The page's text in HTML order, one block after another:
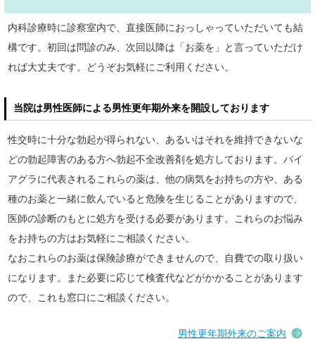
内科診療時に診察室内で、直接医師におっしゃっていただいても結
構です。初回は問診のみ、次回以降は「お薬を」と言っていただけ
れば大丈夫です。どうぞお気軽にご利用ください。
当院は男性医師による男性更年期外来を開設しております
性交時に十分な勃起が得られない、あるいはそれを維持できないな
どの勃起障害のある方へ勃起不全改善剤を処方しております。バイ
アグラに代表されるこれらの薬は、他の病気をお持ちの方や、ある
種のお薬と一緒に飲んでいると危険を生じることがありますので、
医師の診断のもとに処方を受ける必要があります。これらのお悩み
をお持ちの方はお気軽にご相談ください。
なおこれらのお薬は保険診療ができませんので、自費での取り扱い
になります。また必要に応じて検査代などがかかることがあります
ので、これも窓口にご相談ください。
男性更年期外来のご案内